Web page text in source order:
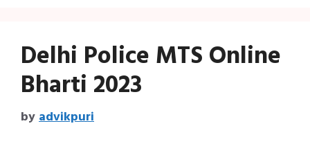
Delhi Police MTS Online
Bharti 2023
byadvikpuri